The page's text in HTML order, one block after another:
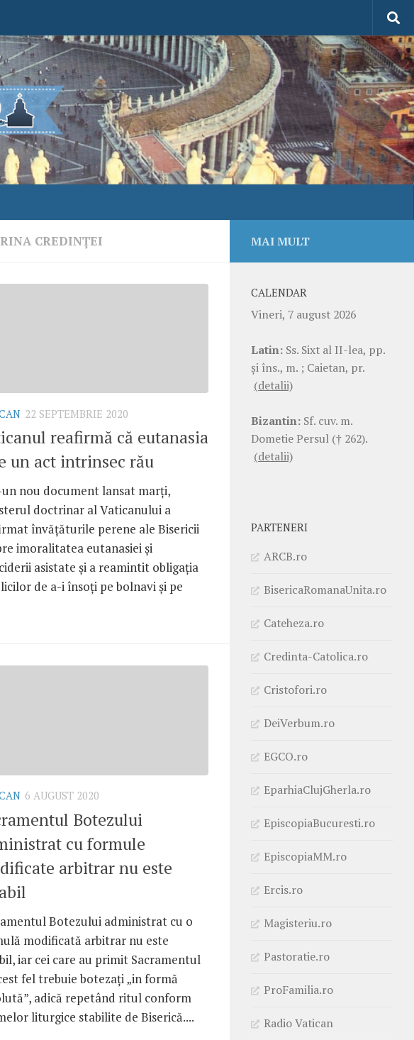
CREDINŢEI
22 SEPTEMBRIE 2020
reafirmă că eutanasia
un act intrinsec rău
nou document lansat marți,
doctrinar al Vaticanului a
învățăturile perene ale Bisericii
imoralitatea eutanasiei și
asistate și a reamintit obligația
de a-i însoți pe bolnavi și pe
6 AUGUST 2020
Botezului
cu formule
arbitrar nu este
Botezului administrat cu o
modificată arbitrar nu este
iar cei care au primit Sacramentul
fel trebuie botezați „in formă
adică repetând ritul conform
liturgice stabilite de Biserică....
MAI MULT
CALENDAR
Vineri, 7 august 2026
Latin: Ss. Sixt al II-lea, pp.
şi îns., m. ; Caietan, pr.
(detalii)
Bizantin: Sf. cuv. m.
Dometie Persul († 262).
(detalii)
PARTENERI
ARCB.ro
BisericaRomanaUnita.ro
Cateheza.ro
Credinta-Catolica.ro
Cristofori.ro
DeiVerbum.ro
EGCO.ro
EparhiaClujGherla.ro
EpiscopiaBucuresti.ro
EpiscopiaMM.ro
Ercis.ro
Magisteriu.ro
Pastoratie.ro
ProFamilia.ro
Radio Vatican